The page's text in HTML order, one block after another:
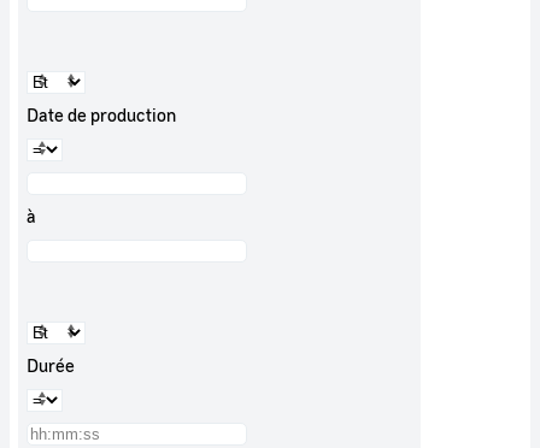
Date de production
à
Durée